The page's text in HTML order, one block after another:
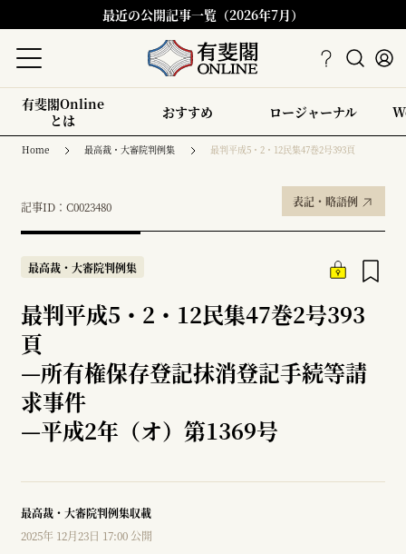
最近の公開記事一覧（2026年7月）
有斐閣Online
とは
おすすめ ロージャーナル
Home 最高裁・大審院判例集 最判平成5・2・12民集47巻2号393頁
記事ID：C0023480 表記・略語例
最高裁・大審院判例集
最判平成5・2・12民集47巻2号393
頁
—所有権保存登記抹消登記手続等請
求事件
—平成2年（オ）第1369号
最高裁・大審院判例集収載
2025年 12月23日 17:00 公開